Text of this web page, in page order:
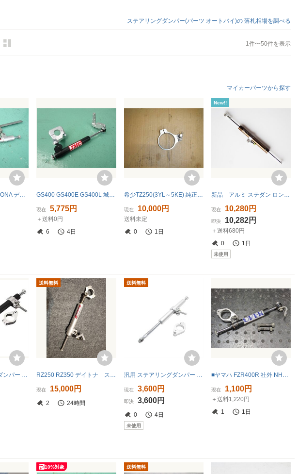
ステアリングダンパー(パーツ オートバイ)の 落札相場を調べる
1件〜50件を表示
マイカーパーツから探す
TZR250 3MA DAYTONA デイトナ ステアリングダンパー 当時物 GS400 GS400E GS400L 城東モーターサイクルセンター JMC ステアリングダンパー 当時物
現在 5,775円
＋送料0円
6
4日
希少TZ250(3YL～5KE) 純正ステアリングダンパーブラケット 52㎜径 4TW/4DP/TZR250R/3XV/レーサー/レース/YEC/RC-SUGO
現在 10,000円
送料未定
0
1日
New!!
新品 アルミ ステダン ロング ピロボール チタン ステアリングダンパー
現在 10,280円
即決 10,282円
＋送料680円
0
1日
未使用
汎用 ステアリングダンパー ブラック
送料無料
RZ250 RZ350 デイトナ ステアリングダンパー
現在 15,000円
2 24時間
送料無料
汎用 ステアリングダンパー シルバー
現在 3,600円
即決 3,600円
0 4日
未使用
■ヤマハ FZR400R 社外 NHK ステアリングダンパー 2TK TT-F3 RC SUGO レースキット 検索 1WG 3TJ [R080804]
現在 1,100円
＋送料1,220円
1
1日
10%対象 送料無料